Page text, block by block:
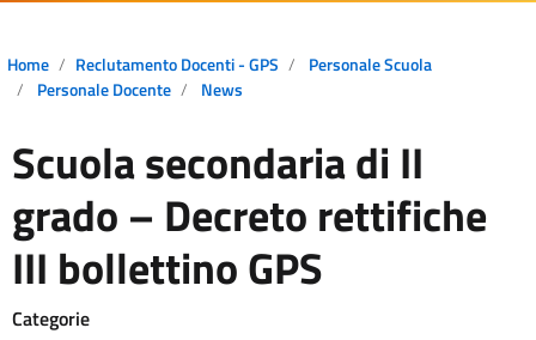
Home Reclutamento Docenti - GPS
Personale Scuola
Personale Docente
News
Scuola secondaria di II
grado – Decreto rettifiche
III bollettino GPS
Categorie